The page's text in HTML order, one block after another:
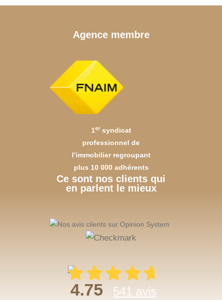
Agence membre
1ersyndicat
professionnel de
l’immobilier regroupant
plus 10 000 adhérents
Ce sont nos clients qui
en parlent le mieux
4.75 541 avis